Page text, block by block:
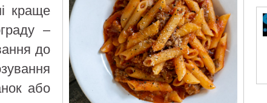
краще
–
до
або